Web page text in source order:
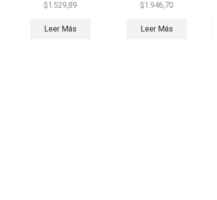
$1.529,89
Leer Más
$1.946,70
Leer Más